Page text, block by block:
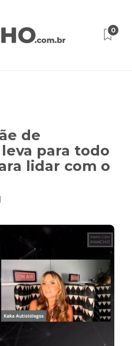
0
de
para todo
lidar com o